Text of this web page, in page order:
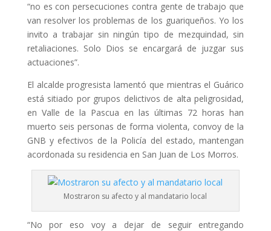
“no es con persecuciones contra gente de trabajo que
van resolver los problemas de los guariqueños. Yo los
invito a trabajar sin ningún tipo de mezquindad, sin
retaliaciones. Solo Dios se encargará de juzgar sus
actuaciones”.
El alcalde progresista lamentó que mientras el Guárico
está sitiado por grupos delictivos de alta peligrosidad,
en Valle de la Pascua en las últimas 72 horas han
muerto seis personas de forma violenta, convoy de la
GNB y efectivos de la Policía del estado, mantengan
acordonada su residencia en San Juan de Los Morros.
Mostraron su afecto y al mandatario local
“No por eso voy a dejar de seguir entregando